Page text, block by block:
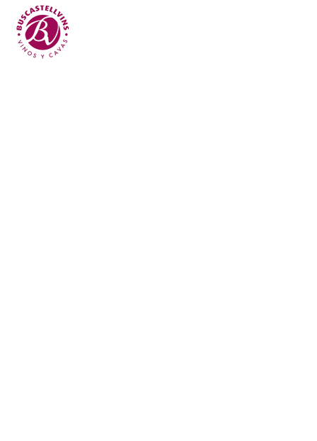
Skip to main content